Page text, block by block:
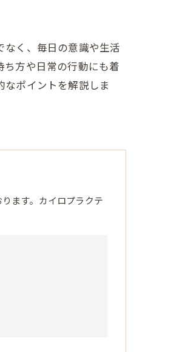
く、毎日の意識や生活
方や日常の行動にも着
ポイントを解説しま
ます。カイロプラクテ